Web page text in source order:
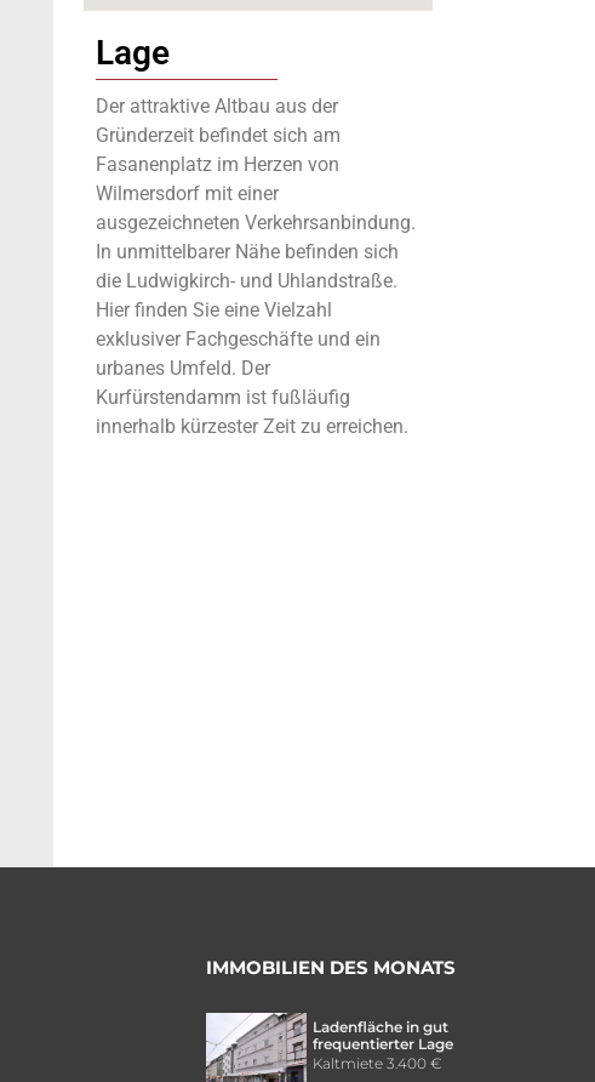
Lage
Der attraktive Altbau aus der
Gründerzeit befindet sich am
Fasanenplatz im Herzen von
Wilmersdorf mit einer
ausgezeichneten Verkehrsanbindung.
In unmittelbarer Nähe befinden sich
die Ludwigkirch- und Uhlandstraße.
Hier finden Sie eine Vielzahl
exklusiver Fachgeschäfte und ein
urbanes Umfeld. Der
Kurfürstendamm ist fußläufig
innerhalb kürzester Zeit zu erreichen.
IMMOBILIEN DES MONATS
Ladenfläche in gut
frequentierter Lage
Kaltmiete3.400 €